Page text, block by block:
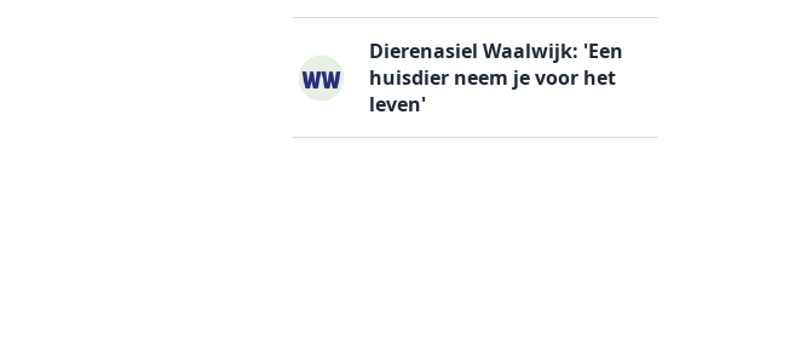
Dierenasiel Waalwijk: 'Een
huisdier neem je voor het
leven'